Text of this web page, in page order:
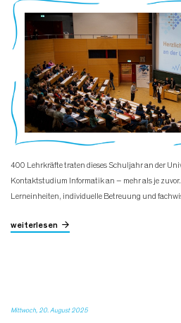
400 Lehrkräfte traten dieses Schuljahr an der
Kontaktstudium Informatik an – mehr als je
Lerneinheiten, individuelle Betreuung und
weiterlesen
Mittwoch, 20. August 2025